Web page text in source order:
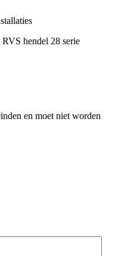
en moet niet worden